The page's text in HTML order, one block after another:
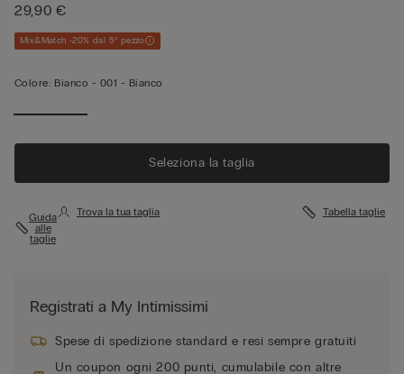
29,90 €
Mix&Match -20% dal 5° pezzo
Colore: Bianco - 001 - Bianco
Seleziona la taglia
Guida
alle
taglie
Trova la tua taglia Tabella taglie
Registrati a My Intimissimi
Spese di spedizione standard e resi sempre gratuiti
Un coupon ogni 200 punti, cumulabile con altre